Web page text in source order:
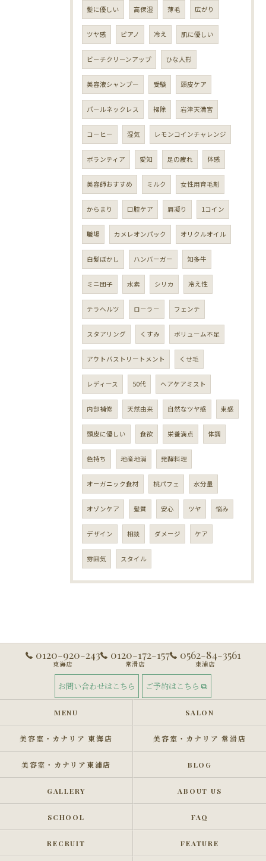
髪に優しい 高保湿 薄毛 広がり
ツヤ感 ピアノ 冷え 肌に優しい
ビーチクリーンアップ ひな人形
美容液シャンプー 受験 頭皮ケア
パールネックレス 掃除 岩津天満宮
コーヒー 湿気 レモンコインチャレンジ
ボランティア 愛知 足の疲れ 体感
美容師おすすめ ミルク 女性用育毛剤
からまり 口腔ケア 肩凝り 1コイン
職場 カメレオンパック オリクルオイル
白髪ぼかし ハンバーガー 知多牛
ミニ団子 水素 シリカ 冷え性
テラヘルツ ローラー フェンテ
スタアリング くすみ ボリューム不足
アウトバストリートメント くせ毛
レディース 50代 ヘアケアミスト
内部補修 天然由来 自然なツヤ感 束感
頭皮に優しい 食欲 栄養満点 体調
色持ち 地産地消 発酵料理
オーガニック食材 桃パフェ 水分量
オゾンケア 髪質 安心 ツヤ 悩み
デザイン 相談 ダメージ ケア
雰囲気 スタイル
0120-920-243
東海店
0120-172-157
常滑店
0562-84-3561
東浦店
お問い合わせはこちら ご予約はこちら
MENU SALON
美容室・カナリア 東海店 美容室・カナリア 常滑店
美容室・カナリア東浦店 BLOG
GALLERY ABOUT US
SCHOOL FAQ
RECRUIT FEATURE